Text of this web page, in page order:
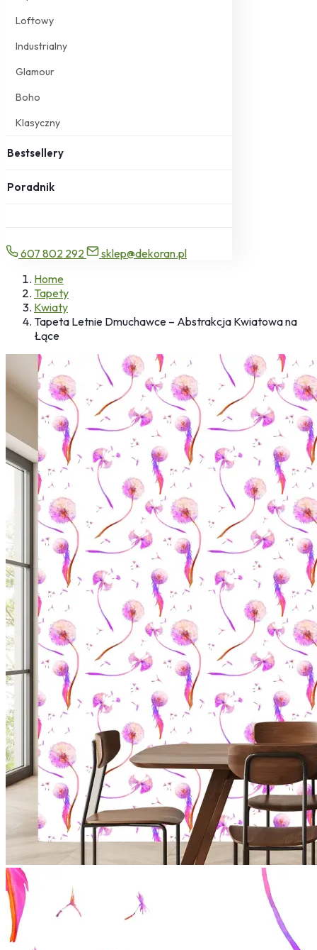
Loftowy
Industrialny
Glamour
Boho
Klasyczny
Bestsellery
Poradnik
607 802 292
sklep@dekoran.pl
Home
Tapety
Kwiaty
Tapeta Letnie Dmuchawce – Abstrakcja Kwiatowa na
Łące